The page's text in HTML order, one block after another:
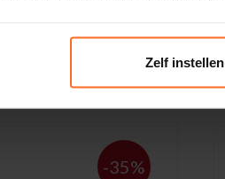
Zelf instellen
-35%